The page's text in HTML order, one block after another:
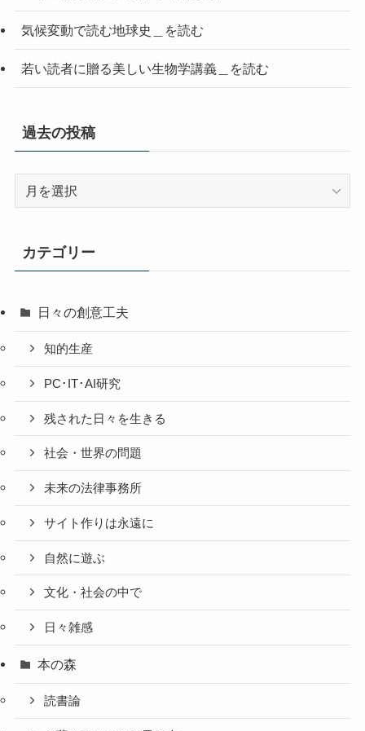
気候変動で読む地球史＿を読む
若い読者に贈る美しい生物学講義＿を読む
過去の投稿
稿
カテゴリー
日々の創意工夫
知的生産
PC･IT･AI研究
残された日々を生きる
社会・世界の問題
未来の法律事務所
サイト作りは永遠に
自然に遊ぶ
文化・社会の中で
日々雑感
本の森
読書論